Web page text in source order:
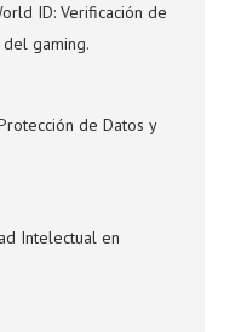
ID: Verificación de
gaming.
de Datos y
Intelectual en